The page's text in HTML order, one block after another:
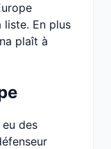
liste. En plus
plaît à
des